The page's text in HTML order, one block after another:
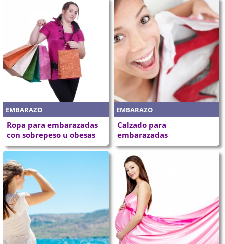
EMBARAZO
Ropa para embarazadas
con sobrepeso u obesas
EMBARAZO
Calzado para
embarazadas